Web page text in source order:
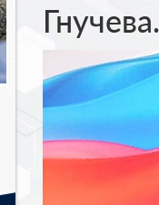
Гнучева.